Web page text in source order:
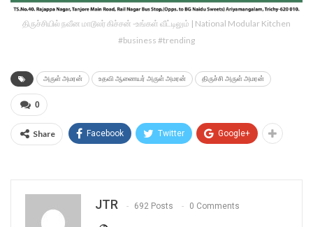
திருச்சியில் நவீன மாடூலர் கிச்சன் -உங்கள் வீட்டிலும் | National Modular Kitchen
#business #trending
அருள் அமரன் உதவி ஆணையர் அருள் அமரன் திருச்சி அருள் அமரன்
0
Share Facebook Twitter Google+
JTR 692 Posts 0 Comments